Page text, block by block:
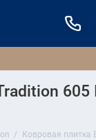
Ковровая плитка